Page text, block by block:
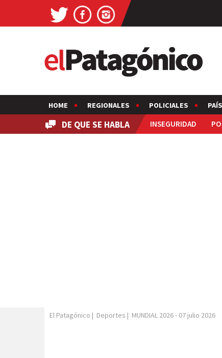
HOME REGIONALES POLICIALES
DE QUE SE HABLA INSEGURIDAD
El Patagónico | Deportes | MUNDIAL 2026- 07 julio 2026